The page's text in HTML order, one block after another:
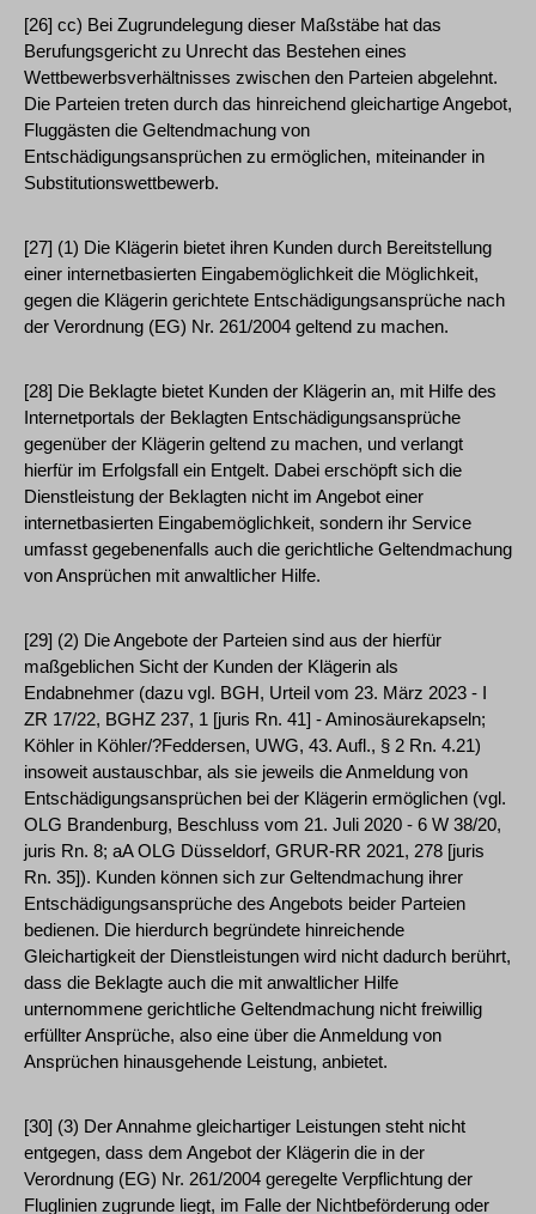
[26] cc) Bei Zugrundelegung dieser Maßstäbe hat das
Berufungsgericht zu Unrecht das Bestehen eines
Wettbewerbsverhältnisses zwischen den Parteien abgelehnt.
Die Parteien treten durch das hinreichend gleichartige Angebot,
Fluggästen die Geltendmachung von
Entschädigungsansprüchen zu ermöglichen, miteinander in
Substitutionswettbewerb.
[27] (1) Die Klägerin bietet ihren Kunden durch Bereitstellung
einer internetbasierten Eingabemöglichkeit die Möglichkeit,
gegen die Klägerin gerichtete Entschädigungsansprüche nach
der Verordnung (EG) Nr. 261/2004 geltend zu machen.
[28] Die Beklagte bietet Kunden der Klägerin an, mit Hilfe des
Internetportals der Beklagten Entschädigungsansprüche
gegenüber der Klägerin geltend zu machen, und verlangt
hierfür im Erfolgsfall ein Entgelt. Dabei erschöpft sich die
Dienstleistung der Beklagten nicht im Angebot einer
internetbasierten Eingabemöglichkeit, sondern ihr Service
umfasst gegebenenfalls auch die gerichtliche Geltendmachung
von Ansprüchen mit anwaltlicher Hilfe.
[29] (2) Die Angebote der Parteien sind aus der hierfür
maßgeblichen Sicht der Kunden der Klägerin als
Endabnehmer (dazu vgl. BGH, Urteil vom 23. März 2023 - I
ZR 17/22, BGHZ 237, 1 [juris Rn. 41] - Aminosäurekapseln;
Köhler in Köhler/?Feddersen, UWG, 43. Aufl., § 2 Rn. 4.21)
insoweit austauschbar, als sie jeweils die Anmeldung von
Entschädigungsansprüchen bei der Klägerin ermöglichen (vgl.
OLG Brandenburg, Beschluss vom 21. Juli 2020 - 6 W 38/20,
juris Rn. 8; aA OLG Düsseldorf, GRUR-RR 2021, 278 [juris
Rn. 35]). Kunden können sich zur Geltendmachung ihrer
Entschädigungsansprüche des Angebots beider Parteien
bedienen. Die hierdurch begründete hinreichende
Gleichartigkeit der Dienstleistungen wird nicht dadurch berührt,
dass die Beklagte auch die mit anwaltlicher Hilfe
unternommene gerichtliche Geltendmachung nicht freiwillig
erfüllter Ansprüche, also eine über die Anmeldung von
Ansprüchen hinausgehende Leistung, anbietet.
[30] (3) Der Annahme gleichartiger Leistungen steht nicht
entgegen, dass dem Angebot der Klägerin die in der
Verordnung (EG) Nr. 261/2004 geregelte Verpflichtung der
Fluglinien zugrunde liegt, im Falle der Nichtbeförderung oder